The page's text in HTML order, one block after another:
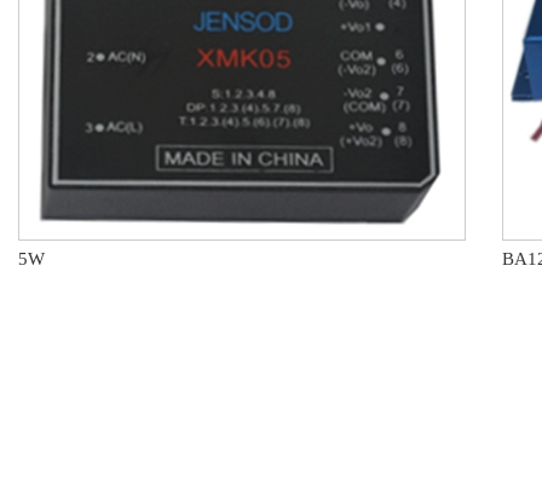
5W